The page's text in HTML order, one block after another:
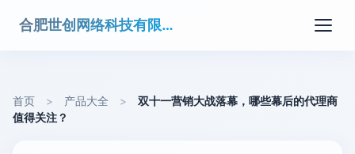
合肥世创网络科技有限公司
首页 > 产品大全 >
双十一营销大战落幕，哪些幕后的代理商
值得关注？